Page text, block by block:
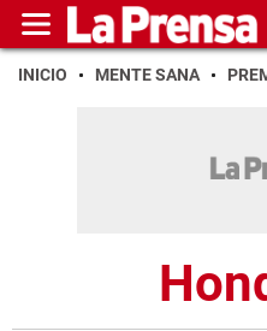
INICIO MENTE SANA